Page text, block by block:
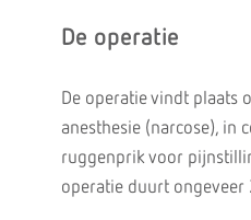
De operatie
De operatie vindt plaats
anesthesie (narcose), in
ruggenprik voor
operatie duurt ongeveer